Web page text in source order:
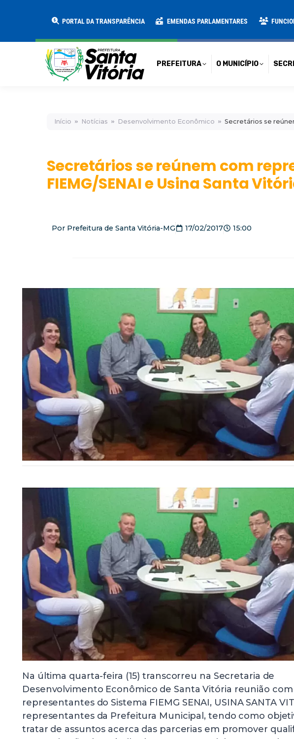
PORTAL DA TRANSPARÊNCIA EMENDAS PARLAMENTARES
PREFEITURA O MUNICÍPIO
Início Notícias Desenvolvimento Econômico Secretários se
Secretários se reúnem com
FIEMG/SENAI e Usina Santa
Por Prefeitura de Santa Vitória-MG 17/02/2017 15:00
Na última quarta-feira (15) transcorreu na Secretaria de
Desenvolvimento Econômico de Santa Vitória reunião com
representantes do Sistema FIEMG SENAI, USINA SANTA
representantes da Prefeitura Municipal, tendo como
tratar de assuntos acerca das parcerias em promover